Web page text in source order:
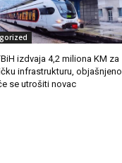
izdvaja 4,2 miliona KM za
infrastrukturu, objašnjeno
se utrošiti novac